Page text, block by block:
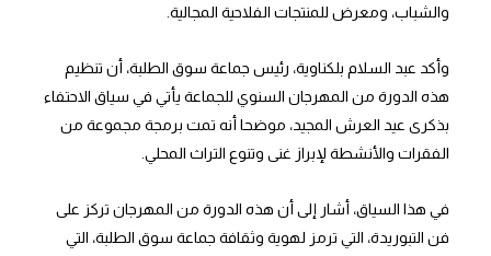
والشباب، ومعرض للمنتجات الفلاحية المجالية.
وأكد عبد السلام بلكناوية، رئيس جماعة سوق الطلبة، أن تنظيم
هذه الدورة من المهرجان السنوي للجماعة يأتي في سياق الاحتفاء
بذكرى عيد العرش المجيد، موضحا أنه تمت برمجة مجموعة من
الفقرات والأنشطة لإبراز غنى وتنوع التراث المحلي.
في هذا السياق، أشار إلى أن هذه الدورة من المهرجان تركز على
فن التبوريدة، التي ترمز لهوية وثقافة جماعة سوق الطلبة، التي